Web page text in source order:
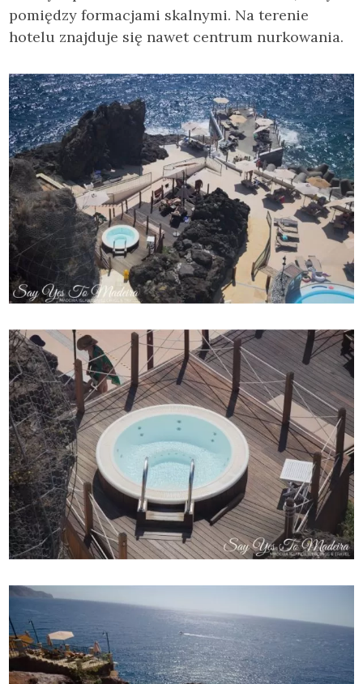
pomiędzy formacjami skalnymi. Na terenie
hotelu znajduje się nawet centrum nurkowania.